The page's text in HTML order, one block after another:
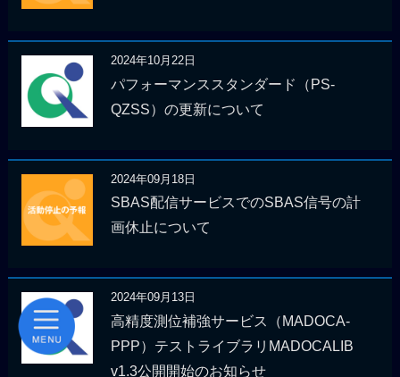
2024年10月22日
パフォーマンススタンダード（PS-
QZSS）の更新について
2024年09月18日
SBAS配信サービスでのSBAS信号の計
画休止について
2024年09月13日
高精度測位補強サービス（MADOCA-
PPP）テストライブラリMADOCALIB
v1.3公開開始のお知らせ